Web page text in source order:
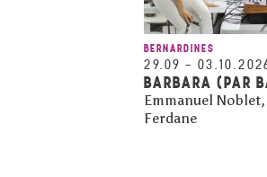
BERNARDINES
29.09 –
BARBARA (PAR
Emmanuel
Ferdane